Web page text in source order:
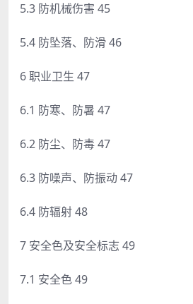
5.3 防机械伤害 45
5.4 防坠落、防滑 46
6 职业卫生 47
6.1 防寒、防暑 47
6.2 防尘、防毒 47
6.3 防噪声、防振动 47
6.4 防辐射 48
7 安全色及安全标志 49
7.1 安全色 49